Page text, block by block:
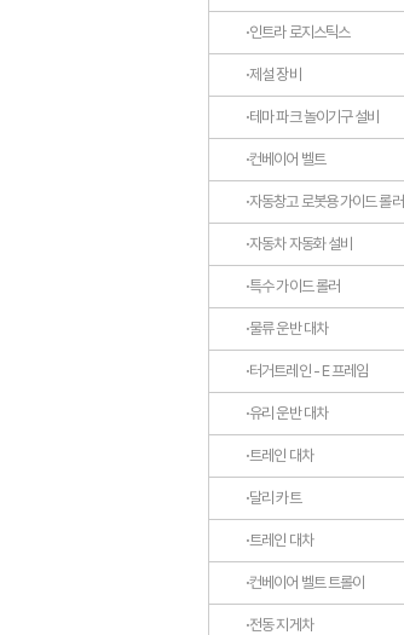
인트라 로지스틱스
제설 장비
테마 파크 놀이기구 설비
컨베이어 벨트
자동창고 로봇용 가이드 롤러
자동차 자동화 설비
특수 가이드 롤러
물류 운반 대차
터거트레인 - E 프레임
유리 운반 대차
트레인 대차
달리 카트
트레인 대차
컨베이어 벨트 트롤이
전동 지게차